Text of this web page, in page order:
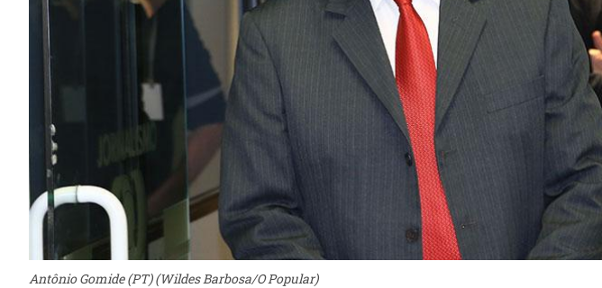
Antônio Gomide (PT) (Wildes Barbosa/O Popular)